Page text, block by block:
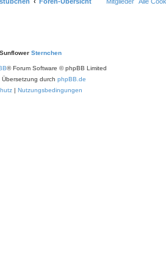
Sunflower Sternchen
® Forum Software © phpBB Limited
Übersetzung durch phpBB.de
| Nutzungsbedingungen